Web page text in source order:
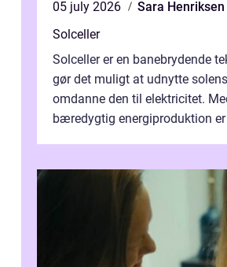
05 july 2026
Sara Henriksen
Solceller
Solceller er en banebrydende
gør det muligt at udnytte
omdanne den til elektricitet.
bæredygtig energiproduktion